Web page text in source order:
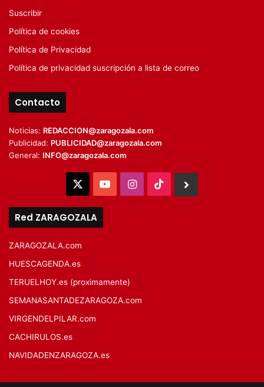
Suscribir
Política de cookies
Política de Privacidad
Política de privacidad suscripción a lista de correo
Contacto
Noticias: REDACCION@zaragozala.com
Publicidad: PUBLICIDAD@zaragozala.com
General: INFO@zaragozala.com
YouTubeInstagram
TikTok
Red ZARAGOZALA
ZARAGOZALA.com
HUESCAGENDA.es
TERUELHOY.es (proximamente)
SEMANASANTADEZARAGOZA.com
VIRGENDELPILAR.com
CACHIRULOS.es
NAVIDADENZARAGOZA.es